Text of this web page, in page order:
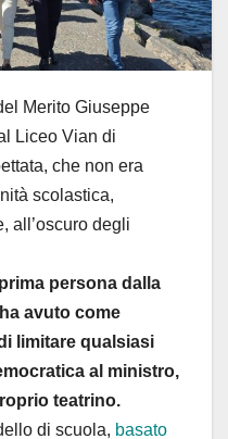
Merito Giuseppe
Liceo Vian di
che non era
scolastica,
all’oscuro degli
persona dalla
avuto come
limitare qualsiasi
al ministro,
teatrino.
di scuola, basato